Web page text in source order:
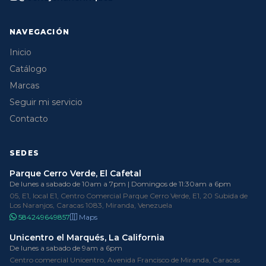
NAVEGACIÓN
Inicio
Catálogo
Marcas
Seguir mi servicio
Contacto
SEDES
Parque Cerro Verde, El Cafetal
De lunes a sabado de 10am a 7pm | Domingos de 11:30am a 6pm
05, E1, local E1, Centro Comercial Parque Cerro Verde, E1, 20 Subida de
Los Naranjos, Caracas 1083, Miranda, Venezuela
584249649857
Maps
Unicentro el Marqués, La California
De lunes a sabado de 9am a 6pm
Centro comercial Unicentro, Avenida Francisco de Miranda, Caracas